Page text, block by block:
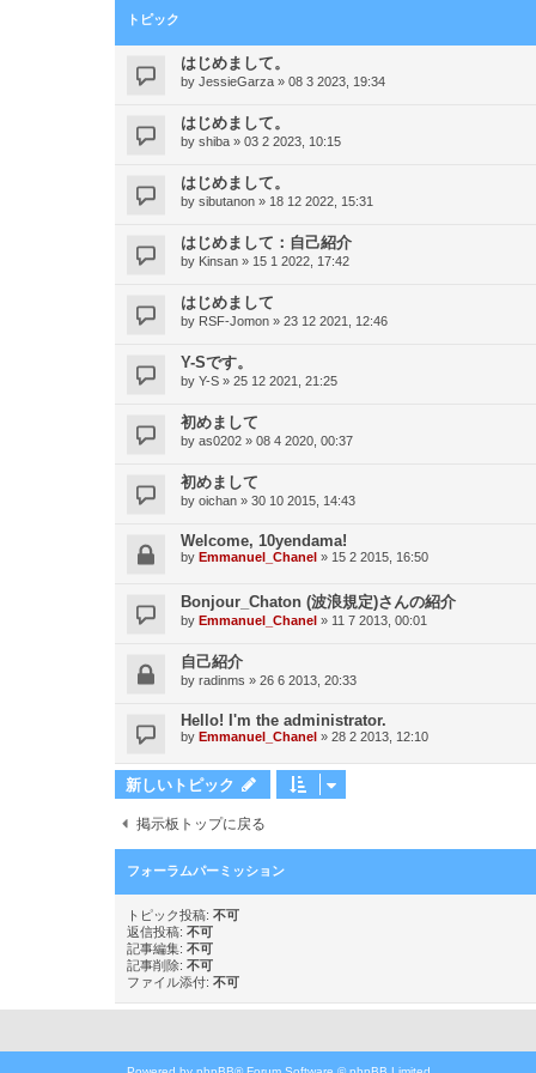
トピック
はじめまして。
by JessieGarza » 08 3 2023, 19:34
はじめまして。
by shiba » 03 2 2023, 10:15
はじめまして。
by sibutanon » 18 12 2022, 15:31
はじめまして：自己紹介
by Kinsan » 15 1 2022, 17:42
はじめまして
by RSF-Jomon » 23 12 2021, 12:46
Y-Sです。
by Y-S » 25 12 2021, 21:25
初めまして
by as0202 » 08 4 2020, 00:37
初めまして
by oichan » 30 10 2015, 14:43
Welcome, 10yendama!
by Emmanuel_Chanel » 15 2 2015, 16:50
Bonjour_Chaton (波浪規定)さんの紹介
by Emmanuel_Chanel » 11 7 2013, 00:01
自己紹介
by radinms » 26 6 2013, 20:33
Hello! I'm the administrator.
by Emmanuel_Chanel » 28 2 2013, 12:10
新しいトピック
掲示板トップに戻る
フォーラムパーミッション
トピック投稿: 不可
返信投稿: 不可
記事編集: 不可
記事削除: 不可
ファイル添付: 不可